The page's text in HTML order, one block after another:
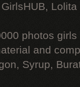
Lolita
photos
and
Syrup,